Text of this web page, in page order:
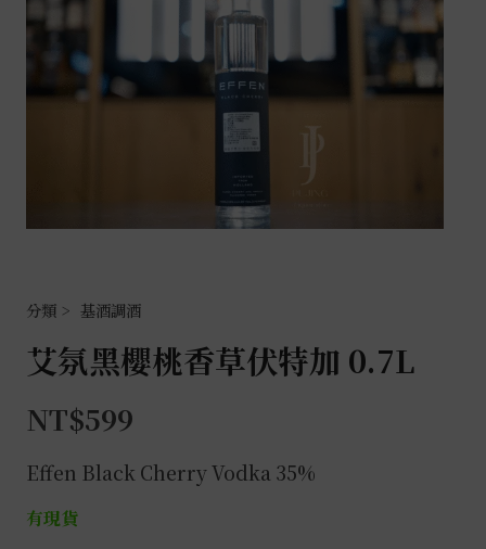
基酒調酒
艾氛黑櫻桃香草伏特加 0.7L
NT$599
Effen Black Cherry Vodka 35%
有現貨